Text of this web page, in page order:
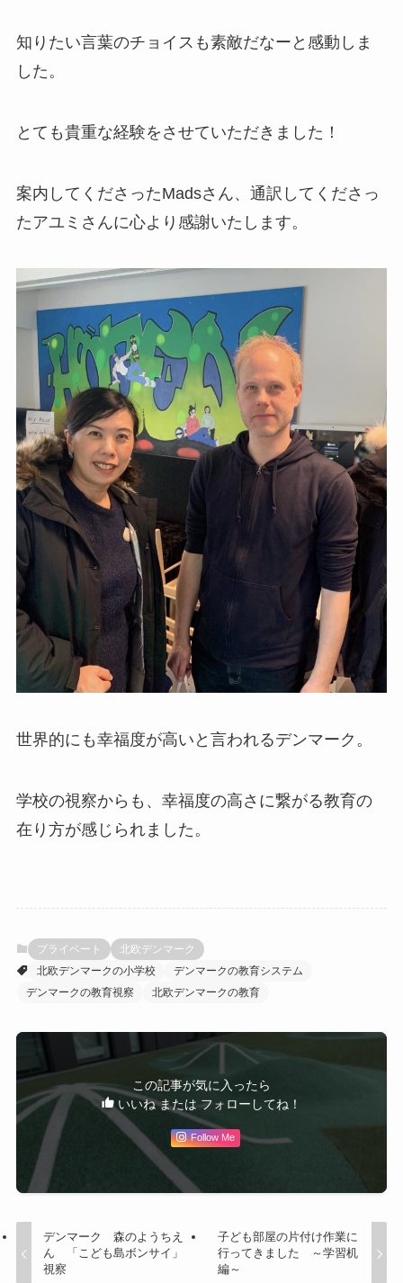
知りたい言葉のチョイスも素敵だなーと感動しま
した。
とても貴重な経験をさせていただきました！
案内してくださったMadsさん、通訳してくださっ
たアユミさんに心より感謝いたします。
世界的にも幸福度が高いと言われるデンマーク。
学校の視察からも、幸福度の高さに繋がる教育の
在り方が感じられました。
プライベート
北欧デンマーク
北欧デンマークの小学校
デンマークの教育システム
デンマークの教育視察
北欧デンマークの教育
この記事が気に入ったら
いいね または フォローしてね！
Follow Me
デンマーク 森のようちえ
ん 「こども島ボンサイ」
視察
子ども部屋の片付け作業に
行ってきました ～学習机
編～